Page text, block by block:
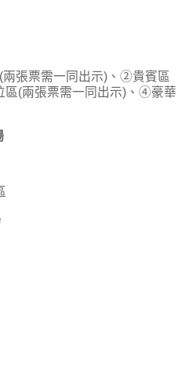
張票需一同出示)、②貴賓區
(兩張票需一同出示)、④豪華